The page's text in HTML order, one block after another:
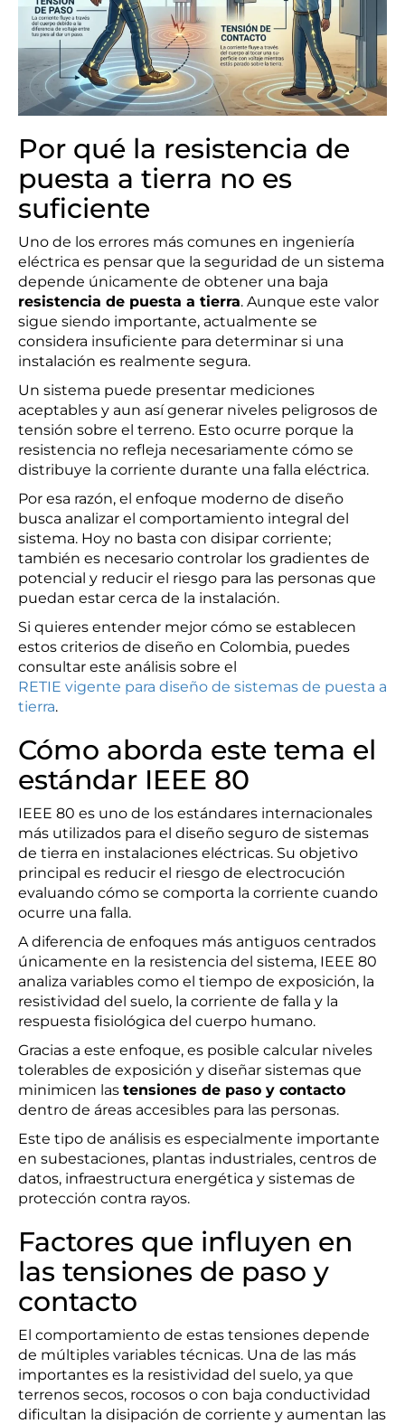
Por qué la resistencia de
puesta a tierra no es
suficiente
Uno de los errores más comunes en ingeniería
eléctrica es pensar que la seguridad de un sistema
depende únicamente de obtener una baja
resistencia de puesta a tierra. Aunque este valor
sigue siendo importante, actualmente se
considera insuficiente para determinar si una
instalación es realmente segura.
Un sistema puede presentar mediciones
aceptables y aun así generar niveles peligrosos de
tensión sobre el terreno. Esto ocurre porque la
resistencia no refleja necesariamente cómo se
distribuye la corriente durante una falla eléctrica.
Por esa razón, el enfoque moderno de diseño
busca analizar el comportamiento integral del
sistema. Hoy no basta con disipar corriente;
también es necesario controlar los gradientes de
potencial y reducir el riesgo para las personas que
puedan estar cerca de la instalación.
Si quieres entender mejor cómo se establecen
estos criterios de diseño en Colombia, puedes
consultar este análisis sobre el
RETIE vigente para diseño de sistemas de puesta a
tierra.
Cómo aborda este tema el
estándar IEEE 80
IEEE 80 es uno de los estándares internacionales
más utilizados para el diseño seguro de sistemas
de tierra en instalaciones eléctricas. Su objetivo
principal es reducir el riesgo de electrocución
evaluando cómo se comporta la corriente cuando
ocurre una falla.
A diferencia de enfoques más antiguos centrados
únicamente en la resistencia del sistema, IEEE 80
analiza variables como el tiempo de exposición, la
resistividad del suelo, la corriente de falla y la
respuesta fisiológica del cuerpo humano.
Gracias a este enfoque, es posible calcular niveles
tolerables de exposición y diseñar sistemas que
minimicen las tensiones de paso y contacto
dentro de áreas accesibles para las personas.
Este tipo de análisis es especialmente importante
en subestaciones, plantas industriales, centros de
datos, infraestructura energética y sistemas de
protección contra rayos.
Factores que influyen en
las tensiones de paso y
contacto
El comportamiento de estas tensiones depende
de múltiples variables técnicas. Una de las más
importantes es la resistividad del suelo, ya que
terrenos secos, rocosos o con baja conductividad
dificultan la disipación de corriente y aumentan las